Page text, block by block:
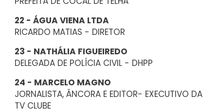
22 - ÁGUA VIENA LTDA
RICARDO MATIAS - DIRETOR
23 - NATHÁLIA FIGUEIREDO
DELEGADA DE POLÍCIA CIVIL - DHPP
24 - MARCELO MAGNO
JORNALISTA, ÂNCORA E EDITOR- EXECUTIVO DA
TV CLUBE